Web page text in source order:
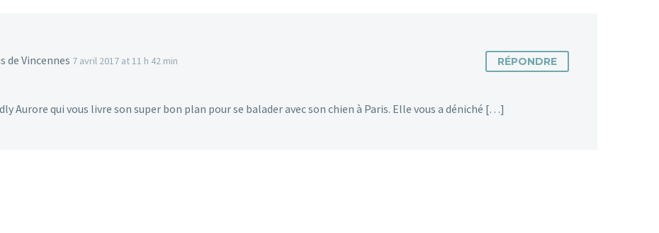
de Vincennes 7 avril 2017 at 11 h 42 min RÉPONDRE
Aurore qui vous livre son super bon plan pour se balader avec son chien à Paris. Elle vous a déniché […]